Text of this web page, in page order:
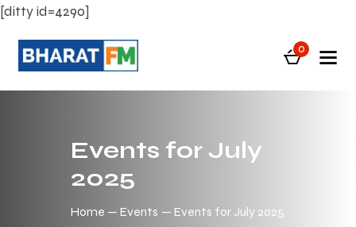
[ditty id=4290]
0
Events for July
2025
Home Events Events for July 2025